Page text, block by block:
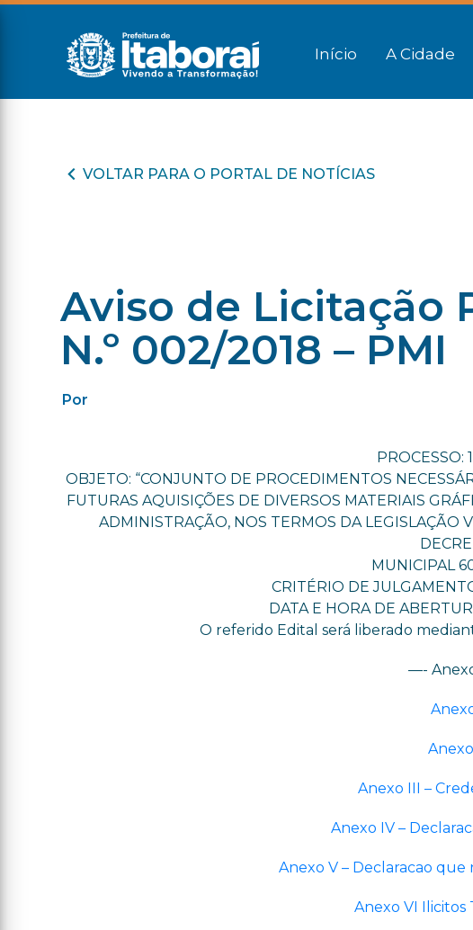
Início A Cidade
VOLTAR PARA O PORTAL DE NOTÍCIAS
Aviso de Licitação
N.º 002/2018 – PMI
Por
PROCESSO:
OBJETO: “CONJUNTO DE PROCEDIMENTOS
FUTURAS AQUISIÇÕES DE DIVERSOS MATERIAIS
ADMINISTRAÇÃO, NOS TERMOS DA LEGISLAÇÃO
MUNICIPAL
CRITÉRIO DE
DATA E HORA DE
O referido Edital será liberado
—-
Anexo III –
Anexo IV –
Anexo V – Declaracao que
Anexo VI Ilicitos